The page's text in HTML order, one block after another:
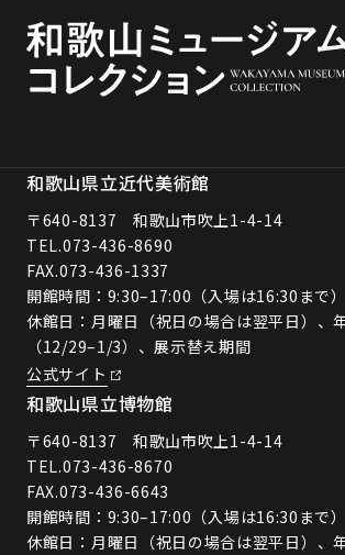
和歌山県立近代美術館
〒640-8137 和歌山市吹上1-4-14
TEL.073-436-8690
FAX.073-436-1337
開館時間：9:30–17:00（入場は16:30まで）
休館日：月曜日（祝日の場合は翌平日）、
（12/29–1/3）、展示替え期間
公式サイト
和歌山県立博物館
〒640-8137 和歌山市吹上1-4-14
TEL.073-436-8670
FAX.073-436-6643
開館時間：9:30–17:00（入場は16:30まで）
休館日：月曜日（祝日の場合は翌平日）、